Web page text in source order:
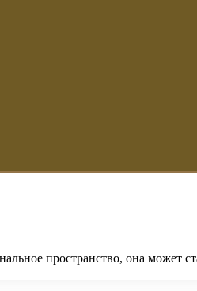
пространство, она может